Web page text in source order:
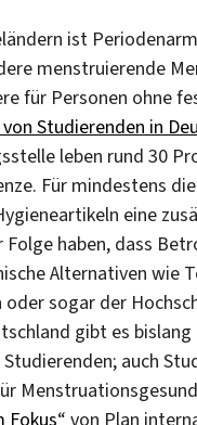
ist
menstruierende
für Personen ohne
Studierenden in
leben rund 30
Für mindestens
eine
Folge haben, dass
Alternativen wie
sogar der
gibt es
auch
Fokus“ von Plan